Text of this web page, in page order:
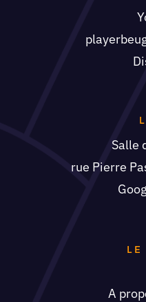
Salle
rue Pierre
LE
A